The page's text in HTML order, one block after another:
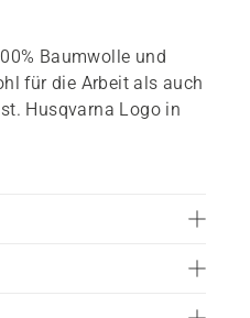
Baumwolle und
für die Arbeit als auch
Husqvarna Logo in